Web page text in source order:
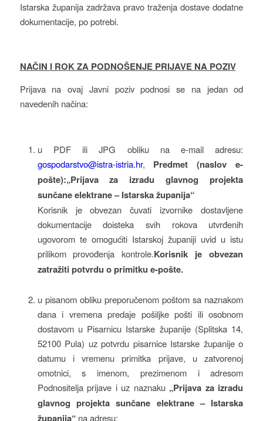
Istarska županija zadržava pravo traženja dostave dodatne
dokumentacije, po potrebi.
NAČIN I ROK ZA PODNOŠENJE PRIJAVE NA POZIV
Prijava na ovaj Javni poziv podnosi se na jedan od
navedenih načina:
u PDF ili JPG obliku na e-mail adresu:
gospodarstvo@istra-istria.hr, Predmet (naslov e-
pošte):„Prijava za izradu glavnog projekta
sunčane elektrane – Istarska županija“
Korisnik je obvezan čuvati izvornike dostavljene
dokumentacije doisteka svih rokova utvrđenih
ugovorom te omogućiti Istarskoj županiji uvid u istu
prilikom provođenja kontrole.Korisnik je obvezan
zatražiti potvrdu o primitku e-pošte.
u pisanom obliku preporučenom poštom sa naznakom
dana i vremena predaje pošiljke pošti ili osobnom
dostavom u Pisarnicu Istarske županije (Splitska 14,
52100 Pula) uz potvrdu pisarnice Istarske županije o
datumu i vremenu primitka prijave, u zatvorenoj
omotnici, s imenom, prezimenom i adresom
Podnositelja prijave i uz naznaku „Prijava za izradu
glavnog projekta sunčane elektrane – Istarska
županija“na adresu: